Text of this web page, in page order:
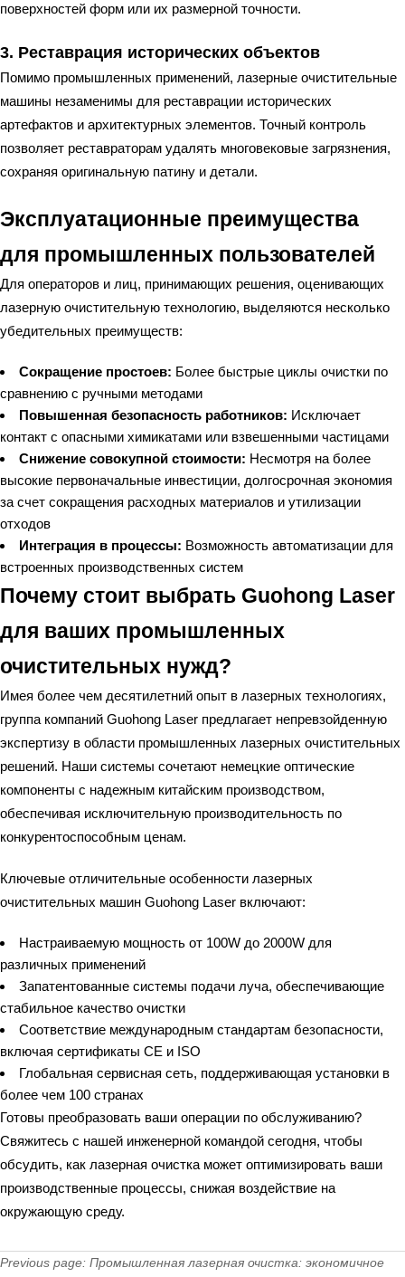
поверхностей форм или их размерной точности.
3. Реставрация исторических объектов
Помимо промышленных применений, лазерные очистительные
машины незаменимы для реставрации исторических
артефактов и архитектурных элементов. Точный контроль
позволяет реставраторам удалять многовековые загрязнения,
сохраняя оригинальную патину и детали.
Эксплуатационные преимущества
для промышленных пользователей
Для операторов и лиц, принимающих решения, оценивающих
лазерную очистительную технологию, выделяются несколько
убедительных преимуществ:
Сокращение простоев: Более быстрые циклы очистки по
сравнению с ручными методами
Повышенная безопасность работников: Исключает
контакт с опасными химикатами или взвешенными частицами
Снижение совокупной стоимости: Несмотря на более
высокие первоначальные инвестиции, долгосрочная экономия
за счет сокращения расходных материалов и утилизации
отходов
Интеграция в процессы: Возможность автоматизации для
встроенных производственных систем
Почему стоит выбрать Guohong Laser
для ваших промышленных
очистительных нужд?
Имея более чем десятилетний опыт в лазерных технологиях,
группа компаний Guohong Laser предлагает непревзойденную
экспертизу в области промышленных лазерных очистительных
решений. Наши системы сочетают немецкие оптические
компоненты с надежным китайским производством,
обеспечивая исключительную производительность по
конкурентоспособным ценам.
Ключевые отличительные особенности лазерных
очистительных машин Guohong Laser включают:
Настраиваемую мощность от 100W до 2000W для
различных применений
Запатентованные системы подачи луча, обеспечивающие
стабильное качество очистки
Соответствие международным стандартам безопасности,
включая сертификаты CE и ISO
Глобальная сервисная сеть, поддерживающая установки в
более чем 100 странах
Готовы преобразовать ваши операции по обслуживанию?
Свяжитесь с нашей инженерной командой сегодня, чтобы
обсудить, как лазерная очистка может оптимизировать ваши
производственные процессы, снижая воздействие на
окружающую среду.
Previous page: Промышленная лазерная очистка: экономичное